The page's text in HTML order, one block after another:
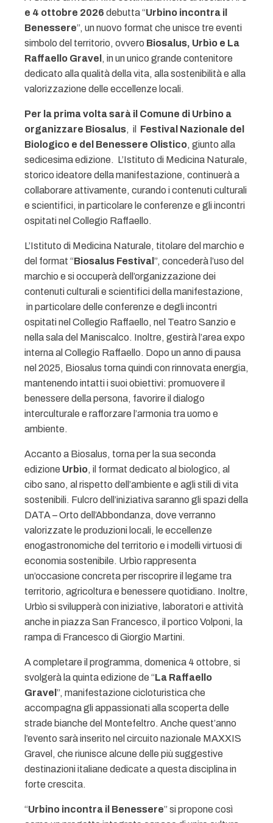
e 4 ottobre 2026 debutta “Urbino incontra il
Benessere”, un nuovo format che unisce tre eventi
simbolo del territorio, ovvero Biosalus, Urbìo e La
Raffaello Gravel , in un unico grande contenitore
dedicato alla qualità della vita, alla sostenibilità e alla
valorizzazione delle eccellenze locali.
Per la prima volta sarà il Comune di Urbino a
organizzare Biosalus, il Festival Nazionale del
Biologico e del Benessere Olistico, giunto alla
sedicesima edizione. L’Istituto di Medicina Naturale,
storico ideatore della manifestazione, continuerà a
collaborare attivamente, curando i contenuti culturali
e scientifici, in particolare le conferenze e gli incontri
ospitati nel Collegio Raffaello.
L’Istituto di Medicina Naturale, titolare del marchio e
del format “Biosalus Festival ”, concederà l’uso del
marchio e si occuperà dell’organizzazione dei
contenuti culturali e scientifici della manifestazione,
in particolare delle conferenze e degli incontri
ospitati nel Collegio Raffaello, nel Teatro Sanzio e
nella sala del Maniscalco. Inoltre, gestirà l’area expo
interna al Collegio Raffaello. Dopo un anno di pausa
nel 2025, Biosalus torna quindi con rinnovata energia,
mantenendo intatti i suoi obiettivi: promuovere il
benessere della persona, favorire il dialogo
interculturale e rafforzare l’armonia tra uomo e
ambiente.
Accanto a Biosalus, torna per la sua seconda
edizione Urbìo, il format dedicato al biologico, al
cibo sano, al rispetto dell’ambiente e agli stili di vita
sostenibili. Fulcro dell’iniziativa saranno gli spazi della
DATA – Orto dell’Abbondanza, dove verranno
valorizzate le produzioni locali, le eccellenze
enogastronomiche del territorio e i modelli virtuosi di
economia sostenibile. Urbìo rappresenta
un’occasione concreta per riscoprire il legame tra
territorio, agricoltura e benessere quotidiano. Inoltre,
Urbìo si svilupperà con iniziative, laboratori e attività
anche in piazza San Francesco, il portico Volponi, la
rampa di Francesco di Giorgio Martini.
A completare il programma, domenica 4 ottobre, si
svolgerà la quinta edizione de “La Raffaello
Gravel ”, manifestazione cicloturistica che
accompagna gli appassionati alla scoperta delle
strade bianche del Montefeltro. Anche quest’anno
l’evento sarà inserito nel circuito nazionale MAXXIS
Gravel, che riunisce alcune delle più suggestive
destinazioni italiane dedicate a questa disciplina in
forte crescita.
“Urbino incontra il Benessere” si propone così